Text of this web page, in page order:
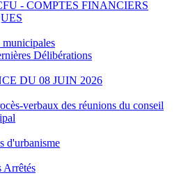
- COMPTES FINANCIERS
Délibérations
DU 08 JUIN 2026
verbaux des réunions du conseil
d'urbanisme
Arrêtés